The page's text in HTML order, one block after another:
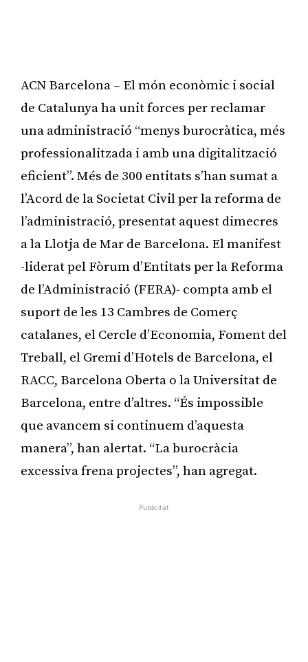
ACN Barcelona – El món econòmic i social
de Catalunya ha unit forces per reclamar
una administració “menys burocràtica, més
professionalitzada i amb una digitalització
eficient”. Més de 300 entitats s’han sumat a
l’Acord de la Societat Civil per la reforma de
l’administració, presentat aquest dimecres
a la Llotja de Mar de Barcelona. El manifest
-liderat pel Fòrum d’Entitats per la Reforma
de l’Administració (FERA)- compta amb el
suport de les 13 Cambres de Comerç
catalanes, el Cercle d’Economia, Foment del
Treball, el Gremi d’Hotels de Barcelona, el
RACC, Barcelona Oberta o la Universitat de
Barcelona, entre d’altres. “És impossible
que avancem si continuem d’aquesta
manera”, han alertat. “La burocràcia
excessiva frena projectes”, han agregat.
Publicitat